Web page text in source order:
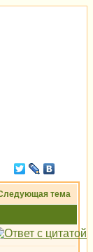
тема